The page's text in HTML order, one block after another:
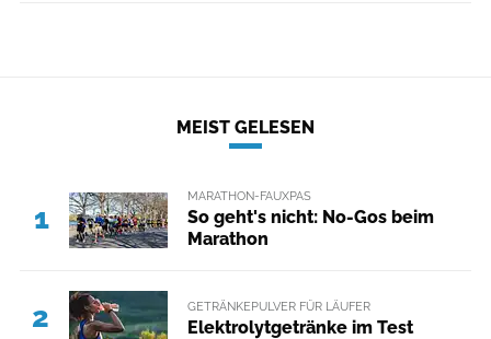
MEIST GELESEN
1
MARATHON-FAUXPAS
So geht's nicht: No-Gos beim
Marathon
2 GETRÄNKEPULVER FÜR LÄUFER
Elektrolytgetränke im Test